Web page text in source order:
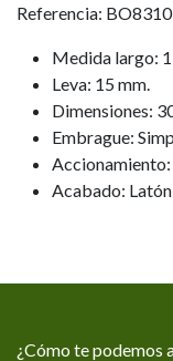
Referencia:
Medida largo:
Leva: 15 mm.
Dimensiones:
Embrague:
Acabado: Latón
¿Cómo te podemos